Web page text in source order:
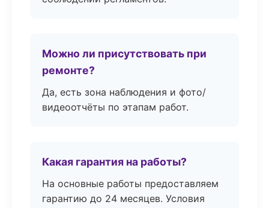
Можно ли присутствовать при
ремонте?
Да, есть зона наблюдения и фото/
видеоотчёты по этапам работ.
Какая гарантия на работы?
На основные работы предоставляем
гарантию до 24 месяцев. Условия